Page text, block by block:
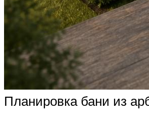
Планировка бани из